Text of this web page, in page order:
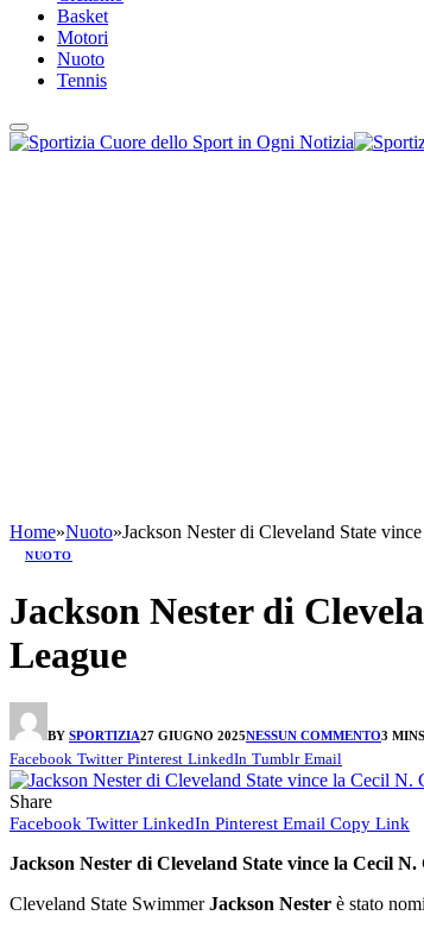
Basket
Motori
Nuoto
Tennis
Home»Nuoto»Jackson Nester di Cleveland State
NUOTO
Jackson Nester di
League
BY SPORTIZIA27 GIUGNO 2025NESSUN COMMENTO3
Facebook Twitter Pinterest LinkedIn Tumblr Email
Share
Facebook Twitter LinkedIn Pinterest Email Copy Link
Jackson Nester di Cleveland State vince la Cecil
Cleveland State SwimmerJackson Nester è stato